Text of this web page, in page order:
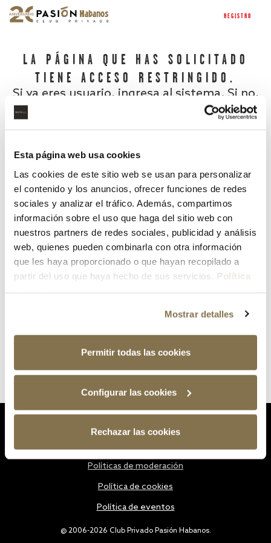
Esta página web usa cookies
Las cookies de este sitio web se usan para personalizar
el contenido y los anuncios, ofrecer funciones de redes
sociales y analizar el tráfico. Además, compartimos
información sobre el uso que haga del sitio web con
nuestros partners de redes sociales, publicidad y análisis
web, quienes pueden combinarla con otra información
que les haya proporcionado o que hayan recopilado a
partir del uso que haya hecho de sus servicios. Política
Mostrar detalles
Permitir todas las cookies
Configurar las cookies
Rechazar las cookies
REGISTRO
LA PÁGINA QUE HAS SOLICITADO
TIENE ACCESO RESTRINGIDO.
Si ya eres usuario, ingresa al sistema. Si no,
¿Has olvidado tu contraseña?
@ 2006-2026 Club Privado Pasión Habanos.
Políticas de moderación
Política de cookies
Política de eventos